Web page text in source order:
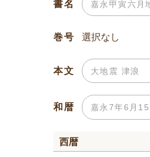
書名
巻号
本文
和暦
西暦